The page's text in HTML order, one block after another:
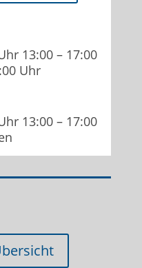
13:00 – 17:00
Uhr
13:00 – 17:00